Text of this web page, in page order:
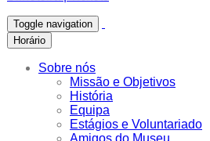
Toggle navigation
Horário
Sobre nós
Missão e Objetivos
História
Equipa
Estágios e Voluntariado
Amigos do Museu